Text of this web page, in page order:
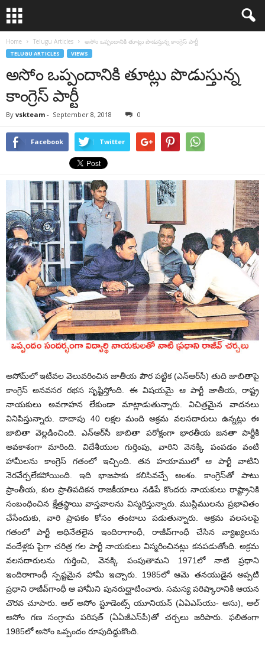
Home Telugu Articles అసోం ఒప్పందానికి తూట్లు పొడుస్తున్న కాంగ్రెస్ పార్టీ
TELUGU ARTICLES VIEWS
అసోం ఒప్పందానికి తూట్లు పొడుస్తున్న
కాంగ్రెస్ పార్టీ
By vskteam - September 8, 2018 0
Facebook Twitter
అసోమ్‌లో ఇటీవల వెలువరించిన జాతీయ పౌర పట్టిక (ఎన్‌ఆర్‌సీ) తుది జాబితాపై
కాంగ్రెస్‌ అనవసర రభస సృష్టిస్తోంది. ఈ విషయమై ఆ పార్టీ జాతీయ, రాష్ట్ర
నాయకులు అవగాహన లేకుండా మాట్లాడుతున్నారు. విచిత్రమైన వాదనలు
వినిపిస్తున్నారు. దాదాపు 40 లక్షల మంది అక్రమ వలసదారులు ఉన్నట్లు ఈ
జాబితా వెల్లడించింది. ఎన్‌ఆర్‌సీ జాబితా పరోక్షంగా భారతీయ జనతా పార్టీకి
అవకాశంగా మారింది. విదేశీయుల గుర్తింపు, వారిని వెనక్కి పంపడం వంటి
హామీలను కాంగ్రెస్‌ గతంలో ఇచ్చింది. తన హయాములో ఆ పార్టీ వాటిని
నెరవేర్చలేకపోయింది. ఇది భాజపాకు కలిసివచ్చే అంశం. కాంగ్రెస్‌తో పాటు
ప్రాంతీయ, కుల ప్రాతిపదికన రాజకీయాలు నడిపే కొందరు నాయకులు రాష్ట్రానికి
సంబంధించిన క్షేత్రస్థాయి వాస్తవాలను విస్మరిస్తున్నారు. ముస్లిములను ప్రభావితం
చేసేందుకు, వారి ప్రాపకం కోసం తంటాలు పడుతున్నారు. అక్రమ వలసలపై
గతంలో పార్టీ అధినేతలైన ఇందిరాగాంధీ, రాజీవ్‌గాంధీ చేసిన వ్యాఖ్యలను
వందేళ్లకు పైగా చరిత్ర గల పార్టీ నాయకులు విస్మరించినట్లు కనపడుతోంది. అక్రమ
వలసదారులను గుర్తించి, వెనక్కి పంపుతామని 1971లో నాటి ప్రధాని
ఇందిరాగాంధీ స్పష్టమైన హామీ ఇచ్చారు. 1985లో ఆమె తనయుడైన అప్పటి
ప్రధాని రాజీవ్‌గాంధీ ఆ హామీని పునరుద్ఘాటించారు. సమస్య పరిష్కారానికి ఆయన
చొరవ చూపారు. ఆల్‌ అసోం స్టూడెంట్స్‌ యూనియన్‌ (ఏఏఎస్‌యు- ఆసు), ఆల్‌
అసోం గణ సంగ్రామ పరిషత్‌ (ఏఏజీఎస్‌పీ)తో చర్చలు జరిపారు. ఫలితంగా
1985లో అసోం ఒప్పందం రూపుదిద్దుకొంది.